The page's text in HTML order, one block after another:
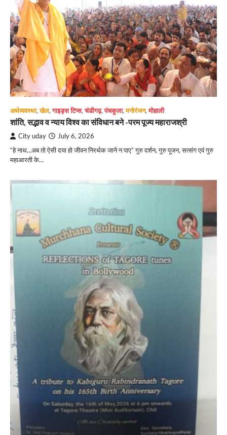
अर्थव्यवस्था,खेल,गाइड्स टिप्स,चंडीगढ़,पंचकूला,मनोरंजन,मोहाली
शांति, सद्भाव व न्याय विश्व का संविधान बने -परम पूज्य महाराजश्री
City uday July 6, 2026
“हे नाथ…अब तो ऐसी दया हो जीवन निरर्थक जाने न पाए” गुरु दर्शन, गुरु पूजन, सत्संग एवं गुरु
महाआरती के…